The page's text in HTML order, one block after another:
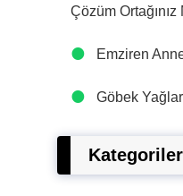
Çözüm Ortağınız
Emziren
Göbek
Kategoriler